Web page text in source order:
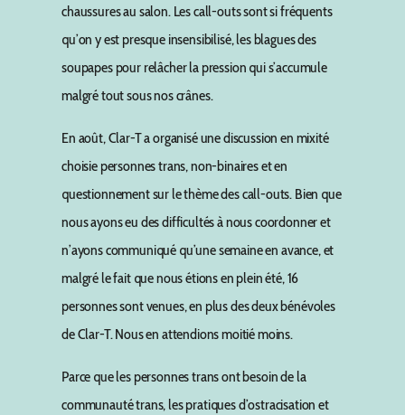
chaussures au salon. Les call-outs sont si fréquents
qu’on y est presque insensibilisé, les blagues des
soupapes pour relâcher la pression qui s’accumule
malgré tout sous nos crânes.
En août, Clar-T a organisé une discussion en mixité
choisie personnes trans, non-binaires et en
questionnement sur le thème des call-outs. Bien que
nous ayons eu des difficultés à nous coordonner et
n’ayons communiqué qu’une semaine en avance, et
malgré le fait que nous étions en plein été, 16
personnes sont venues, en plus des deux bénévoles
de Clar-T. Nous en attendions moitié moins.
Parce que les personnes trans ont besoin de la
communauté trans, les pratiques d’ostracisation et